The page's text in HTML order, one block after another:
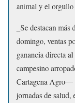
animal y el orgullo
_Se destacan
domingo, ventas
ganancia directa
campesino
Cartagena Agro—
jornadas de salud,